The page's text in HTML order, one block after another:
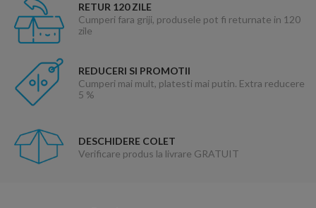
RETUR 120 ZILE
Cumperi fara griji, produsele pot fi returnate in 120
zile
REDUCERI SI PROMOTII
Cumperi mai mult, platesti mai putin. Extra reducere
5 %
DESCHIDERE COLET
Verificare produs la livrare GRATUIT